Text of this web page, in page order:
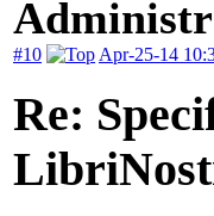
#10 Apr-25-14
Re: